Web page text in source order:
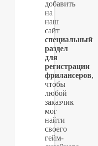
добавить
на
наш
сайт
специальный
раздел
для
регистрации
фрилансеров,
чтобы
любой
заказчик
мог
найти
своего
гейм-